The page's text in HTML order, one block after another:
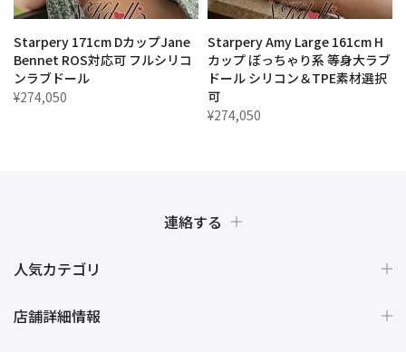
Starpery 171cm DカップJane
Bennet ROS対応可 フルシリコ
ンラブドール
¥274,050
Starpery Amy Large 161cm H
カップ ぼっちゃり系 等身大ラブ
ドール シリコン＆TPE素材選択
可
¥274,050
連絡する
人気カテゴリ
店舗詳細情報